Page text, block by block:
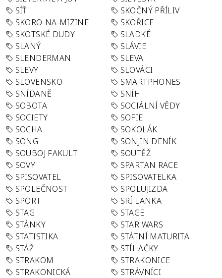
SÍŤ
SKOČNÝ PŘÍLIV
SKORO-NA-MIZINE
SKOŘICE
SKOTSKÉ DUDY
SLADKÉ
SLANÝ
SLÁVIE
SLENDERMAN
SLEVA
SLEVY
SLOVÁCI
SLOVENSKO
SMARTPHONES
SNÍDANĚ
SNÍH
SOBOTA
SOCIÁLNÍ VĚDY
SOCIETY
SOFIE
SOCHA
SOKOLÁK
SONG
SONJIN DENÍK
SOUBOJ FAKULT
SOUTĚŽ
SOVY
SPARTAN RACE
SPISOVATEL
SPISOVATELKA
SPOLEČNOST
SPOLUJIZDA
SPORT
SRÍ LANKA
STAG
STAGE
STÁNKY
STAR WARS
STATISTIKA
STÁTNÍ MATURITA
STÁŽ
STÍHAČKY
STRAKOM
STRAKONICE
STRAKONICKÁ
STRÁVNÍCI